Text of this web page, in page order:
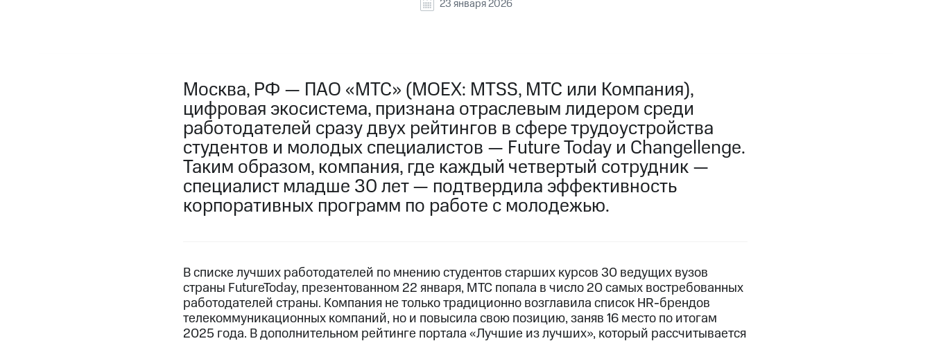
23 января 2026
Москва, РФ — ПАО «МТС» (MOEX: MTSS, МТС или Компания),
цифровая экосистема, признана отраслевым лидером среди
работодателей сразу двух рейтингов в сфере трудоустройства
студентов и молодых специалистов — Future Today и Changellenge.
Таким образом, компания, где каждый четвертый сотрудник —
специалист младше 30 лет — подтвердила эффективность
корпоративных программ по работе с молодежью.
В списке лучших работодателей по мнению студентов старших курсов 30 ведущих вузов
страны FutureToday, презентованном 22 января, МТС попала в число 20 самых востребованных
работодателей страны. Компания не только традиционно возглавила список HR-брендов
телекоммуникационных компаний, но и повысила свою позицию, заняв 16 место по итогам
2025 года. В дополнительном рейтинге портала «Лучшие из лучших», который рассчитывается